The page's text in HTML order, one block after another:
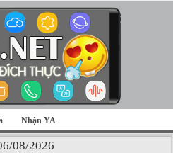
Nhận YA
08/2026